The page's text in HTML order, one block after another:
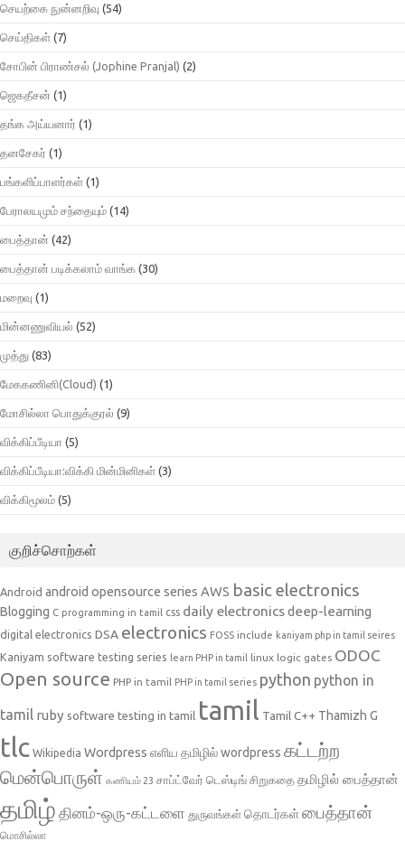
செயற்கை நுன்னறிவு (54)
செய்திகள் (7)
சோபின் பிராண்சல் (Jophine Pranjal) (2)
ஜெகதீசன் (1)
தங்க அய்யனார் (1)
தனசேகர் (1)
பங்களிப்பாளர்கள் (1)
பேராலயமும் சந்தையும் (14)
பைத்தான் (42)
பைத்தான் படிக்கலாம் வாங்க (30)
மறைவு (1)
மின்னணுவியல் (52)
முத்து (83)
மேககணினி(Cloud) (1)
மோசில்லா பொதுக்குரல் (9)
விக்கிப்பீடியா (5)
விக்கிப்பீடியா:விக்கி மின்மினிகள் (3)
விக்கிமூலம் (5)
குறிச்சொற்கள்
Android android opensource series AWS basic electronics
Blogging C programming in tamil css daily electronicsdeep-learning
digital electronics DSA electronics FOSS include kaniyam php in tamil seires
Kaniyam software testing series learn PHP in tamil linux logic gates ODOC
Open source PHP in tamil PHP in tamil series python python in
tamil ruby software testing in tamil tamil Tamil C++ Thamizh G
tlc Wikipedia Wordpress எளிய தமிழில் wordpress கட்டற்ற
மென்பொருள் கணியம் 23 சாப்ட்வேர் டெஸ்டிங் சிறுகதை தமிழில் பைத்தான்
தமிழ் தினம்-ஒரு-கட்டளை துருவங்கள் தொடர்கள்பைத்தான்
மொசில்லா